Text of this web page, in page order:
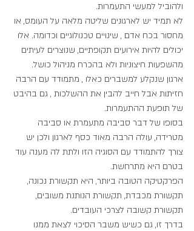
ולהוביל למעשי התעמרות.
לא תמיד יש לארגונים שליטה מלאה על העומס, או
מחסור בכח אדם , שינויים טכנולוגיים וכדומה. אלו
יכולים להיות אירועים תקופתיים, שנוצרים לעיתים
מהשפעות חיצוניות ולא בהכרח מניהול כושל.
ארגון שנקלע למשברים כאלו , מתמודד עם הרבה
חזיתות אבל חייב להבין את ההשלכות , גם בהיבט
של תופעת ההתעמרות.
בסופו של דבר סביבה מתעמרת או סביבה
מטרידה, עולה הרבה מאוד כסף לארגון ולכן יש
צורך להתמודד עם הסוגיה הזו ולתת לה מענה עוד
בטרם היא מתרחשת.
הפרקטיקה הטובה ביותר, היא תקשורת נכונה,
תקשורת מכבדת, תקשורת הנותנת משובים,
תקשורת קשובה לצרכי העובדים.
בדרך זו, גם כשיש משבר הסיכוי לצאת ממנו